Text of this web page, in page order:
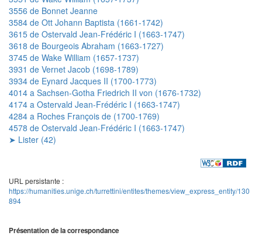
3556 de Bonnet Jeanne
3584 de Ott Johann Baptista (1661-1742)
3615 de Ostervald Jean-Frédéric I (1663-1747)
3618 de Bourgeois Abraham (1663-1727)
3745 de Wake William (1657-1737)
3931 de Vernet Jacob (1698-1789)
3934 de Eynard Jacques II (1700-1773)
4014 a Sachsen-Gotha Friedrich II von (1676-1732)
4174 a Ostervald Jean-Frédéric I (1663-1747)
4284 a Roches François de (1700-1769)
4578 de Ostervald Jean-Frédéric I (1663-1747)
➤ Lister (42)
URL persistante :
https://humanities.unige.ch/turrettini/entites/themes/view_express_entity/130
894
Présentation de la correspondance